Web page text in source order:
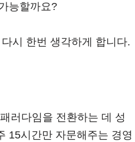
능할까요?
시 한번 생각하게 합니다.
러다임을 전환하는 데 성
15시간만 자문해주는 경영